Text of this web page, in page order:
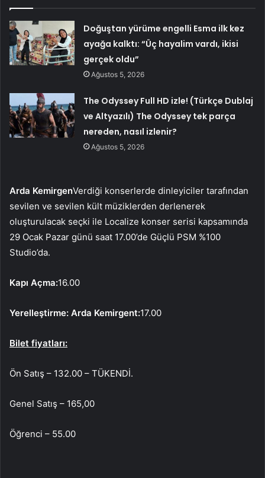
Doğuştan yürüme engelli Esma ilk kez
ayağa kalktı: “Üç hayalim vardı, ikisi
gerçek oldu”
Ağustos 5, 2026
The Odyssey Full HD izle! (Türkçe Dublaj
ve Altyazılı) The Odyssey tek parça
nereden, nasıl izlenir?
Ağustos 5, 2026
Arda KemirgenVerdiği konserlerde dinleyiciler tarafından
sevilen ve sevilen kült müziklerden derlenerek
oluşturulacak seçki ile Localize konser serisi kapsamında
29 Ocak Pazar günü saat 17.00’de Güçlü PSM %100
Studio’da.
Kapı Açma:16.00
Yerelleştirme: Arda Kemirgent:17.00
Bilet fiyatları:
Ön Satış – 132.00 – TÜKENDİ.
Genel Satış – 165,00
Öğrenci – 55.00